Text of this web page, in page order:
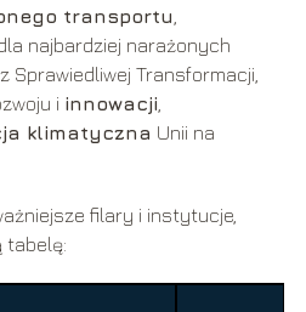
transportu
najbardziej narażonych
Sprawiedliwej Transformacji,
i innowacji
klimatyczna Unii na
filary i instytucje,
tabelę: